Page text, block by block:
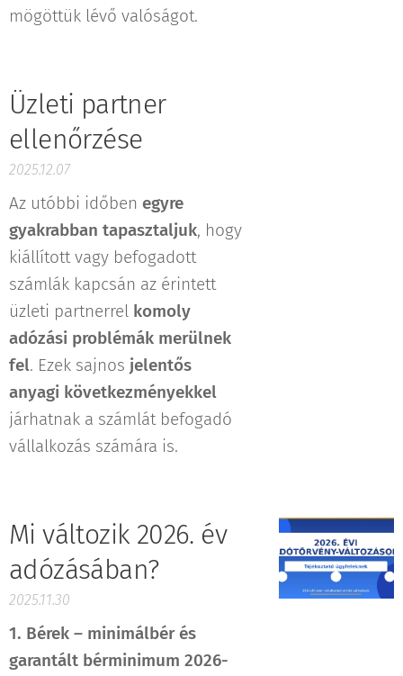
mögöttük lévő valóságot.
Üzleti partner
ellenőrzése
2025.12.07
Az utóbbi időben egyre
gyakrabban tapasztaljuk, hogy
kiállított vagy befogadott
számlák kapcsán az érintett
üzleti partnerrel komoly
adózási problémák merülnek
fel. Ezek sajnos jelentős
anyagi következményekkel
járhatnak a számlát befogadó
vállalkozás számára is.
Mi változik 2026. év
adózásában?
2025.11.30
1. Bérek – minimálbér és
garantált bérminimum 2026-